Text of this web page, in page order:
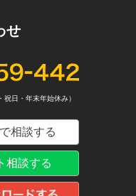
せ
日・年末年始休み）
相談する
相談する